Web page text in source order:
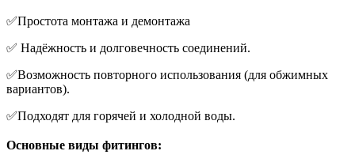
✅Простота монтажа и демонтажа
✅ Надёжность и долговечность соединений.
✅Возможность повторного использования (для обжимных
вариантов).
✅Подходят для горячей и холодной воды.
Основные виды фитингов: